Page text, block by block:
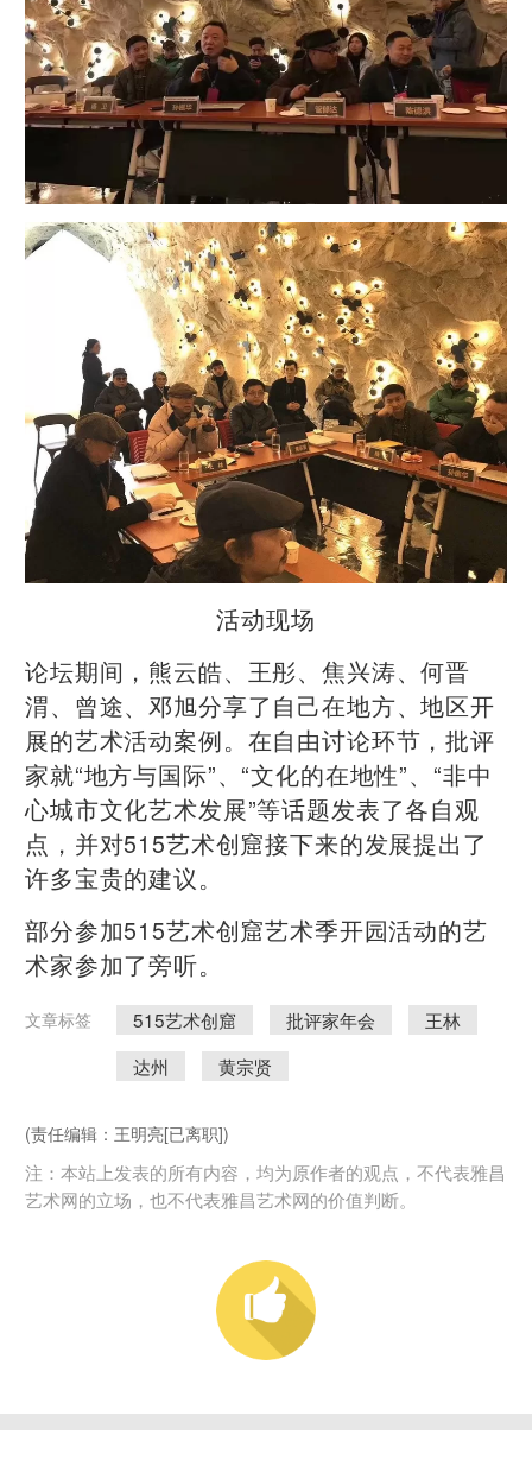
活动现场
论坛期间，熊云皓、王彤、焦兴涛、何晋
渭、曾途、邓旭分享了自己在地方、地区开
展的艺术活动案例。在自由讨论环节，批评
家就“地方与国际”、“文化的在地性”、“非中
心城市文化艺术发展”等话题发表了各自观
点，并对515艺术创窟接下来的发展提出了
许多宝贵的建议。
部分参加515艺术创窟艺术季开园活动的艺
术家参加了旁听。
文章标签 515艺术创窟 批评家年会
王林
达州
黄宗贤
(责任编辑：王明亮[已离职])
注：本站上发表的所有内容，均为原作者的观点，不代表雅昌
艺术网的立场，也不代表雅昌艺术网的价值判断。